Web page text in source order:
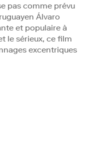
pas comme prévu
Álvaro
et populaire à
le sérieux, ce film
excentriques